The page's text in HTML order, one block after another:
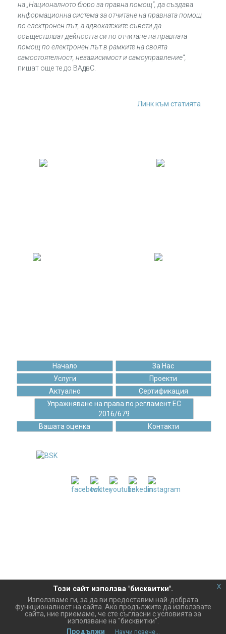
на „Националното бюро за правна помощ“, да създава
информационна система за отчитане на правната помощ
по електронен път, а адвокатските съвети да
осъществяват дейността си по отчитане на правната
помощ по електронен път в рамките на своята
самостоятелност, независимост и самоуправление“,
пишат още те до ВАдвС.
Линк към статията
Начало
За Нас
Услуги
Проекти
Актуално
Сертификация
Упражняване на права по регламент ЕС
2016/679
Вашата оценка
Контакти
Този сайт използва "бисквитки".
Използваме ги, за да ви предоставим най-добрата
функционалност на сайта. Ако продължите да използвате
сайта, ние приемаме, че сте съгласни с условията за
използване на "бисквитки".
Продължи
Научи повече...
x